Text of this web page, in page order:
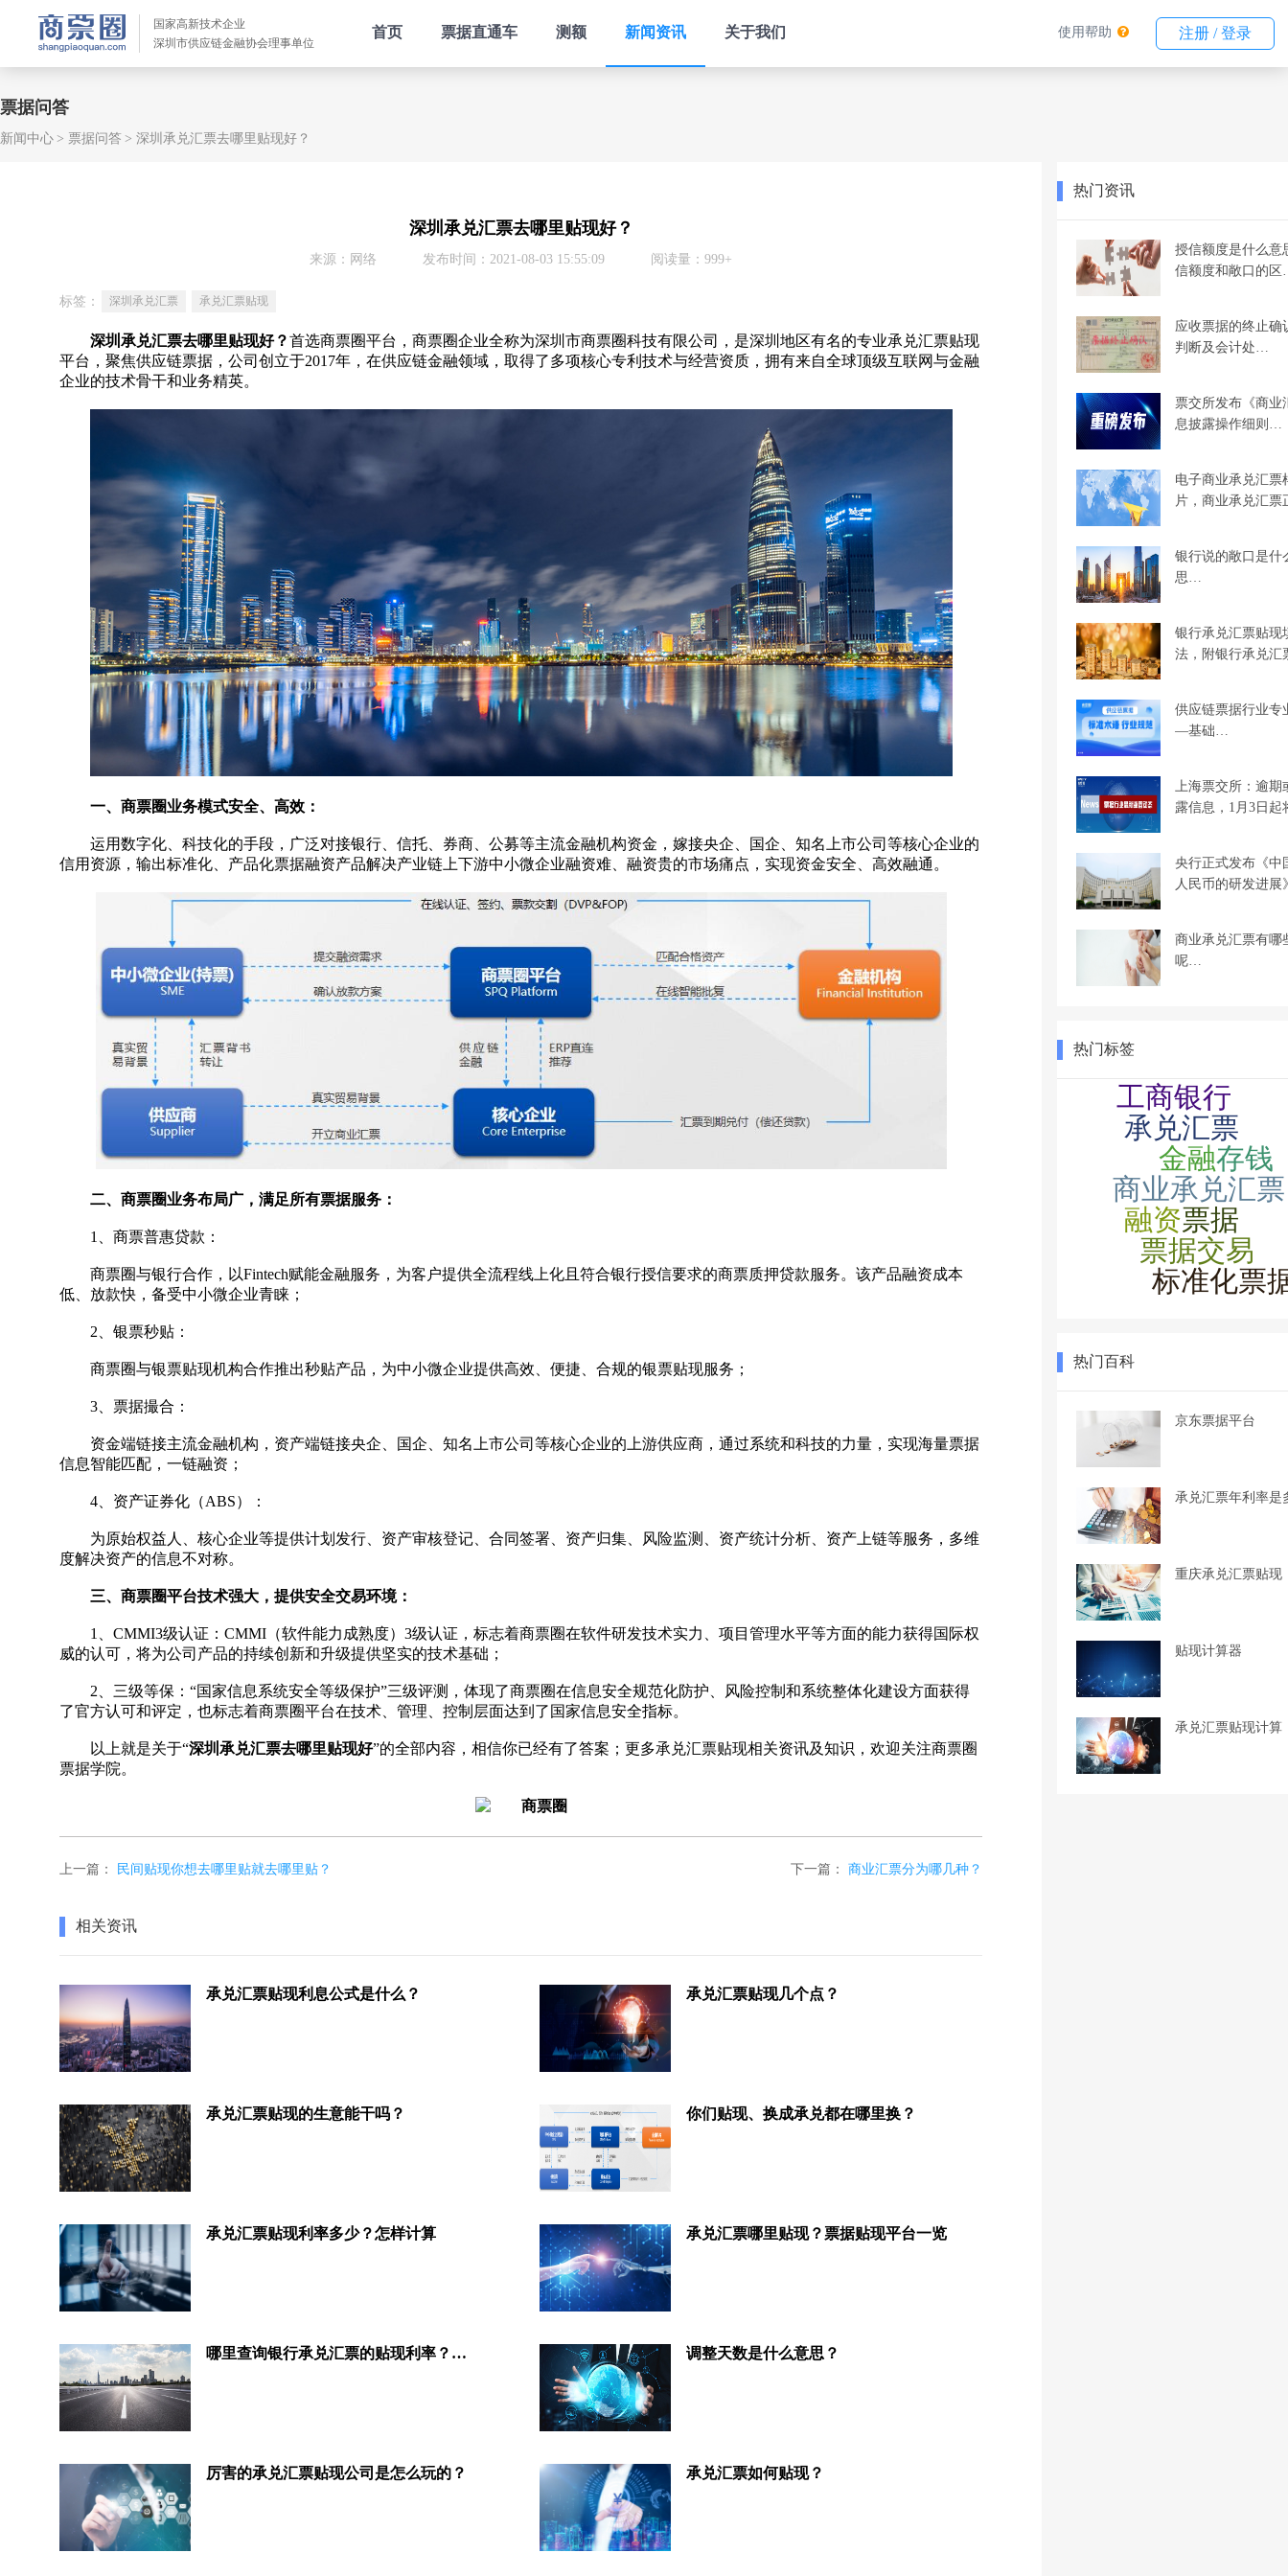
国家高新技术企业
深圳市供应链金融协会理事单位
首页 票据直通车 测额 新闻资讯 关于我们 使用帮助 注册 / 登录
票据问答
新闻中心 票据问答 深圳承兑汇票去哪里贴现好？
深圳承兑汇票去哪里贴现好？
来源：网络 发布时间：2021-08-03 15:55:09 阅读量：999+
标签： 深圳承兑汇票 承兑汇票贴现
深圳承兑汇票去哪里贴现好？首选商票圈平台，商票圈企业全称为深圳市商票圈科技有限公司，是深圳地区有名的专业承兑汇票贴现
平台，聚焦供应链票据，公司创立于2017年，在供应链金融领域，取得了多项核心专利技术与经营资质，拥有来自全球顶级互联网与金融
企业的技术骨干和业务精英。
一、商票圈业务模式安全、高效：
运用数字化、科技化的手段，广泛对接银行、信托、券商、公募等主流金融机构资金，嫁接央企、国企、知名上市公司等核心企业的
信用资源，输出标准化、产品化票据融资产品解决产业链上下游中小微企业融资难、融资贵的市场痛点，实现资金安全、高效融通。
二、商票圈业务布局广，满足所有票据服务：
1、商票普惠贷款：
商票圈与银行合作，以Fintech赋能金融服务，为客户提供全流程线上化且符合银行授信要求的商票质押贷款服务。该产品融资成本
低、放款快，备受中小微企业青睐；
2、银票秒贴：
商票圈与银票贴现机构合作推出秒贴产品，为中小微企业提供高效、便捷、合规的银票贴现服务；
3、票据撮合：
资金端链接主流金融机构，资产端链接央企、国企、知名上市公司等核心企业的上游供应商，通过系统和科技的力量，实现海量票据
信息智能匹配，一链融资；
4、资产证券化（ABS）：
为原始权益人、核心企业等提供计划发行、资产审核登记、合同签署、资产归集、风险监测、资产统计分析、资产上链等服务，多维
度解决资产的信息不对称。
三、商票圈平台技术强大，提供安全交易环境：
1、CMMI3级认证：CMMI（软件能力成熟度）3级认证，标志着商票圈在软件研发技术实力、项目管理水平等方面的能力获得国际权
威的认可，将为公司产品的持续创新和升级提供坚实的技术基础；
2、三级等保：“国家信息系统安全等级保护”三级评测，体现了商票圈在信息安全规范化防护、风险控制和系统整体化建设方面获得
了官方认可和评定，也标志着商票圈平台在技术、管理、控制层面达到了国家信息安全指标。
以上就是关于“深圳承兑汇票去哪里贴现好”的全部内容，相信你已经有了答案；更多承兑汇票贴现相关资讯及知识，欢迎关注商票圈
票据学院。
上一篇： 民间贴现你想去哪里贴就去哪里贴？ 下一篇： 商业汇票分为哪几种？
相关资讯
承兑汇票贴现利息公式是什么？ 承兑汇票贴现几个点？
承兑汇票贴现的生意能干吗？ 你们贴现、换成承兑都在哪里换？
承兑汇票贴现利率多少？怎样计算 承兑汇票哪里贴现？票据贴现平台一览
哪里查询银行承兑汇票的贴现利率？及商票贴现价格的？ 调整天数是什么意思？
厉害的承兑汇票贴现公司是怎么玩的？ 承兑汇票如何贴现？
热门资讯
授信额度是什么意
信额度和敞口的
应收票据的终止确
判断及会计处…
票交所发布《商业
息披露操作细则…
电子商业承兑汇票
片，商业承兑汇
银行说的敞口是什
思…
银行承兑汇票贴现
法，附银行承兑
供应链票据行业专
—基础…
上海票交所：逾期
露信息，1月3日
央行正式发布《中
人民币的研发进
商业承兑汇票有哪
呢…
热门标签
热门百科
京东票据平台
承兑汇票年利率是
重庆承兑汇票贴现
贴现计算器
承兑汇票贴现计算